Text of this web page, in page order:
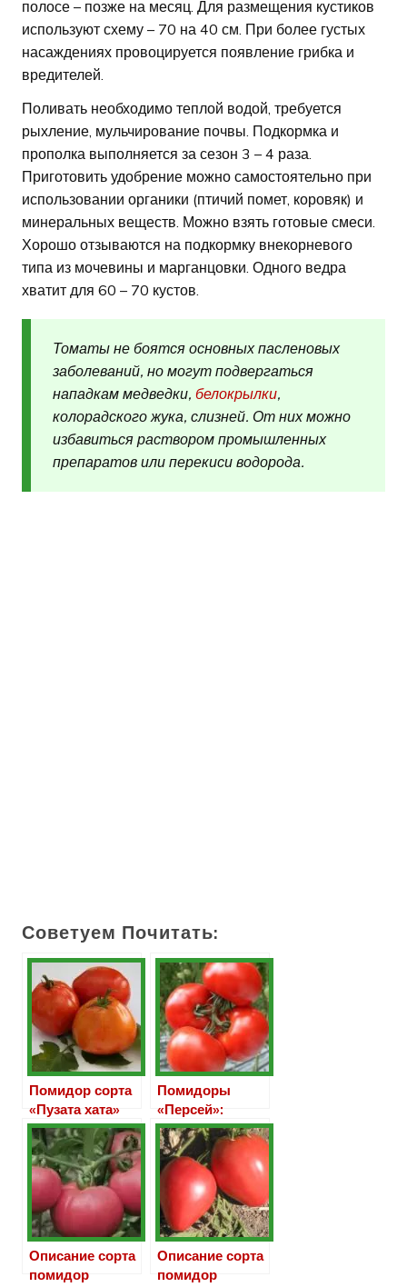
полосе – позже на месяц. Для размещения кустиков
используют схему – 70 на 40 см. При более густых
насаждениях провоцируется появление грибка и
вредителей.
Поливать необходимо теплой водой, требуется
рыхление, мульчирование почвы. Подкормка и
прополка выполняется за сезон 3 – 4 раза.
Приготовить удобрение можно самостоятельно при
использовании органики (птичий помет, коровяк) и
минеральных веществ. Можно взять готовые смеси.
Хорошо отзываются на подкормку внекорневого
типа из мочевины и марганцовки. Одного ведра
хватит для 60 – 70 кустов.
Томаты не боятся основных пасленовых
заболеваний, но могут подвергаться
нападкам медведки, белокрылки,
колорадского жука, слизней. От них можно
избавиться раствором промышленных
препаратов или перекиси водорода.
Советуем Почитать:
Помидор сорта
«Пузата хата»
Помидоры
«Персей»:
преимущества и
особенности
сорта
Описание сорта
помидор
Описание сорта
помидор